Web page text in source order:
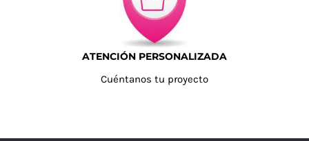
ATENCIÓN PERSONALIZADA
Cuéntanos tu proyecto